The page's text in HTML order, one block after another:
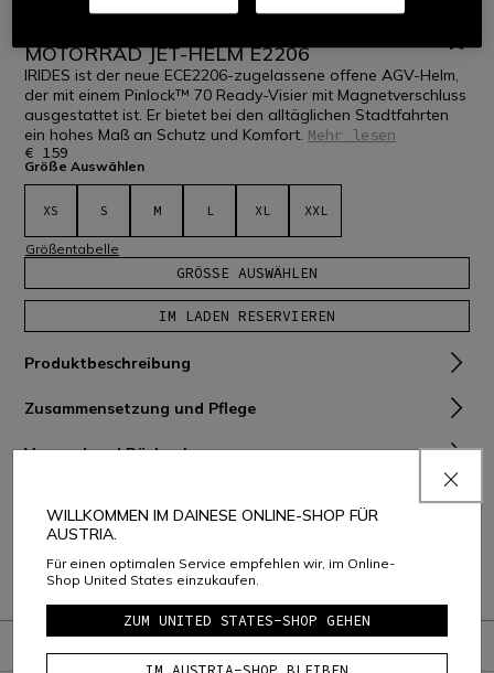
STARTSEITE AGV-HELME JET-HELM
MOTORRAD JET-HELM E2206
IRIDES ist der neue ECE2206-zugelassene offene AGV-Helm,
der mit einem Pinlock™ 70 Ready-Visier mit Magnetverschluss
ausgestattet ist. Er bietet bei den alltäglichen Stadtfahrten
ein hohes Maß an Schutz und Komfort. Mehr lesen
€ 159
Größe Auswählen
XS S M L XL XXL
Größentabelle
GRÖSSE AUSWÄHLEN
IM LADEN RESERVIEREN
Produktbeschreibung
Zusammensetzung und Pflege
Versand und Rückgabe
Garantie
Handbücher und Sicherheitsanweisungen
WILLKOMMEN IM DAINESE ONLINE-SHOP FÜR
AUSTRIA.
Für einen optimalen Service empfehlen wir, im Online-
Shop United States einzukaufen.
ZUM UNITED STATES-SHOP GEHEN